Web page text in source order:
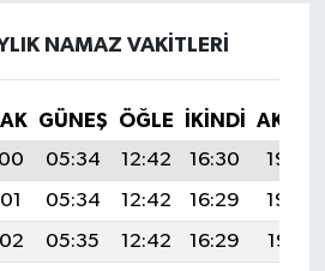
NAMAZ VAKITLERI
GÜNEŞ ÖĞLE İKINDI
05:34 12:42 16:30
19:40
05:34 12:42 16:29
19:39
05:35 12:42 16:29
19:38